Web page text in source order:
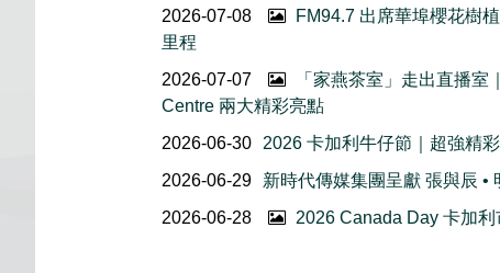
2026-07-08
FM94.7 出席華埠櫻花樹
里程
2026-07-07
「家燕茶室」走出直播室
Centre 兩大精彩亮點
2026-06-30
2026 卡加利牛仔節｜超強精
2026-06-29
新時代傳媒集團呈獻 張與辰 •
2026-06-28
2026 Canada Day 卡加